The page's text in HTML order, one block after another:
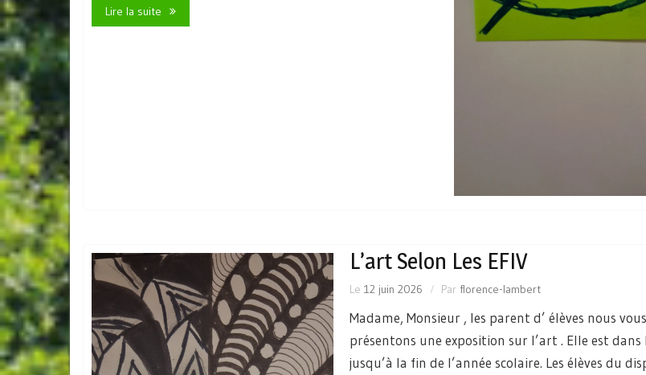
Lire la suite
L’art Selon Les EFIV
Le 12 juin 2026 Par florence-lambert
Madame, Monsieur , les parent d’ élèves nous vous
présentons une exposition sur l’art . Elle est dans
jusqu’à la fin de l’année scolaire. Les élèves du